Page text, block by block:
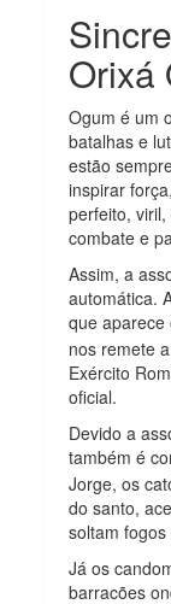
Orixá
Ogum é um
batalhas e
estão
inspirar
perfeito,
combate e
Assim, a
automática.
que
nos remete
Exército
oficial.
Devido a
também é
Jorge, os
do santo,
soltam
Já os
barracões